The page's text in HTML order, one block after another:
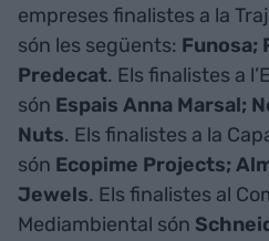
empreses finalistes a la
són les següents: Funosa;
Predecat. Els finalistes a
són Espais Anna Marsal;
Nuts. Els finalistes a la
són Ecopime Projects;
Jewels. Els finalistes al
Mediambiental són